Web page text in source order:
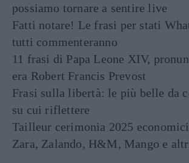
possiamo tornare a sentire live
Fatti notare! Le frasi per stati
tutti commenteranno
11 frasi di Papa Leone XIV,
era Robert Francis Prevost
Frasi sulla libertà: le più belle da
su cui riflettere
Tailleur cerimonia 2025
Zara, Zalando, H&M, Mango e